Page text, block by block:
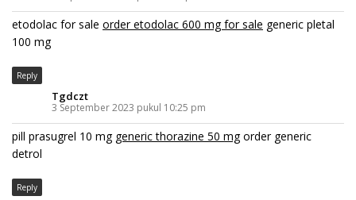
etodolac for sale order etodolac 600 mg for sale generic pletal
100 mg
Reply
Tgdczt
3 September 2023 pukul 10:25 pm
pill prasugrel 10 mg generic thorazine 50 mgorder generic
detrol
Reply